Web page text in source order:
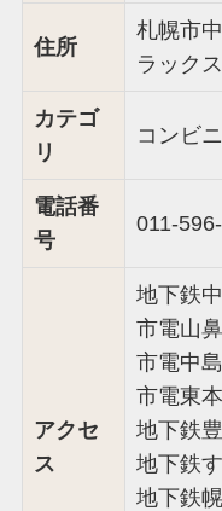
住所
札幌市
ラック
カテゴ
リ
コンビニ
電話番
号
011-
アクセ
ス
地下鉄
市電山
市電中
市電東
地下鉄
地下鉄
地下鉄